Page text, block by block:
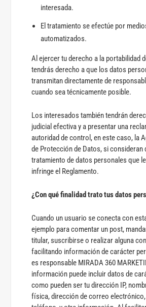
interesada.
El tratamiento se efectúe por
automatizados.
Al ejercer tu derecho a la portabilidad
tendrás derecho a que los datos
transmitan directamente de
cuando sea técnicamente posible.
Los interesados también tendrán
judicial efectiva y a presentar una
autoridad de control, en este caso, la
de Protección de Datos, si consideran
tratamiento de datos personales que
infringe el Reglamento.
¿Con qué finalidad trato tus datos
Cuando un usuario se conecta con
ejemplo para comentar un post,
titular, suscribirse o realizar alguna
facilitando información de carácter
es responsable MIRADA 360
información puede incluir datos de
como pueden ser tu dirección IP,
física, dirección de correo